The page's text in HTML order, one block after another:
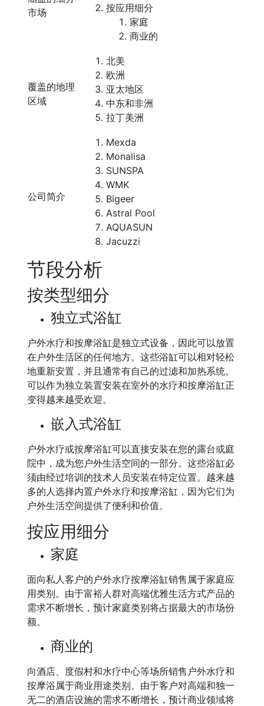
市场
按应用细分
家庭
商业的
覆盖的地理
区域
北美
欧洲
亚太地区
中东和非洲
拉丁美洲
公司简介
Mexda
Monalisa
SUNSPA
WMK
Bigeer
Astral Pool
AQUASUN
Jacuzzi
节段分析
按类型细分
独立式浴缸
户外水疗和按摩浴缸是独立式设备，因此可以放置
在户外生活区的任何地方。这些浴缸可以相对轻松
地重新安置，并且通常有自己的过滤和加热系统。
可以作为独立装置安装在室外的水疗和按摩浴缸正
变得越来越受欢迎。
嵌入式浴缸
户外水疗或按摩浴缸可以直接安装在您的露台或庭
院中，成为您户外生活空间的一部分。这些浴缸必
须由经过培训的技术人员安装在特定位置。越来越
多的人选择内置户外水疗和按摩浴缸，因为它们为
户外生活空间提供了便利和价值。
按应用细分
家庭
面向私人客户的户外水疗按摩浴缸销售属于家庭应
用类别。由于富裕人群对高端优雅生活方式产品的
需求不断增长，预计家庭类别将占据最大的市场份
额。
商业的
向酒店、度假村和水疗中心等场所销售户外水疗和
按摩浴属于商业用途类别。由于客户对高端和独一
无二的酒店设施的需求不断增长，预计商业领域将